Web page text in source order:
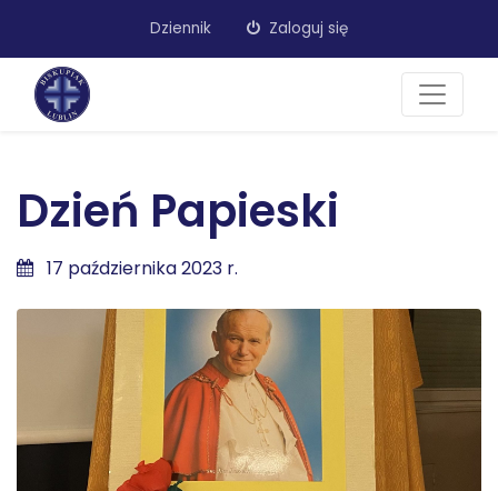
Dziennik Zaloguj się
Dzień Papieski
17 października 2023 r.